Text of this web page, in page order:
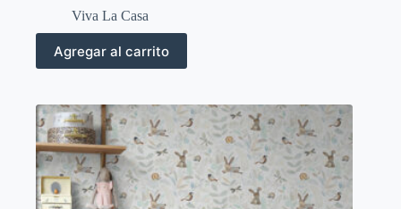
Viva La Casa
Agregar al carrito